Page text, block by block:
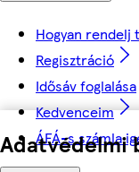
Adatvédelmi
Hogyan rendelj
Regisztráció
Idősáv foglalása
Kedvenceim
ÁFÁ-s számla